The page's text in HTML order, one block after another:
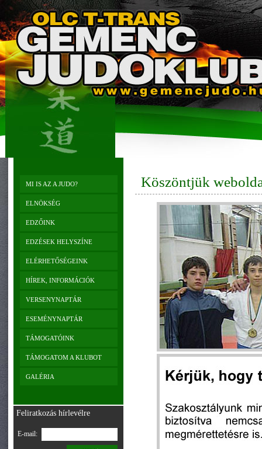
MI IS AZ A JUDO?
ELNÖKSÉG
EDZŐINK
EDZÉSEK HELYSZÍNE
ELÉRHETŐSÉGEINK
HÍREK, INFORMÁCIÓK
VERSENYNAPTÁR
ESEMÉNYNAPTÁR
TÁMOGATÓINK
TÁMOGATOM A KLUBOT
GALÉRIA
Feliratkozás hírlevélre
E-mail:
Köszöntjük